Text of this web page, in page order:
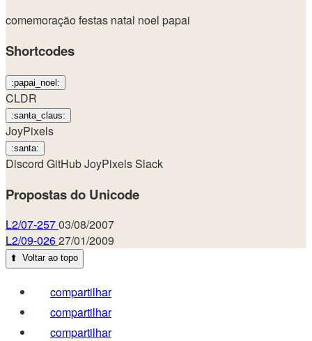
comemoração festas natal noel papai
Shortcodes
:papai_noel:
CLDR
:santa_claus:
JoyPixels
:santa:
Discord GitHubJoyPixelsSlack
Propostas do Unicode
L2/07-25703/08/2007
L2/09-02627/01/2009
⬆️ Voltar ao topo
compartilhar
compartilhar
compartilhar